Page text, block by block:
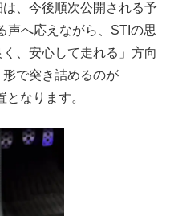
、今後順次公開される予
声へ応えながら、STIの思
、安心して走れる」方向
で突き詰めるのが
となります。